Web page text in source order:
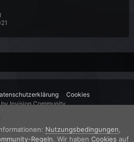
Cookies
Invision Community
Nutzungsbedingungen
Regeln. Wir haben Cookies auf